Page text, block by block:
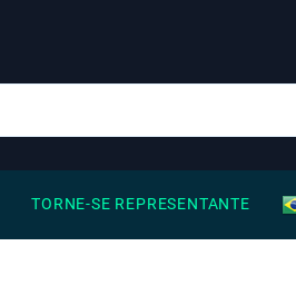
TORNE-SE REPRESENTANTE